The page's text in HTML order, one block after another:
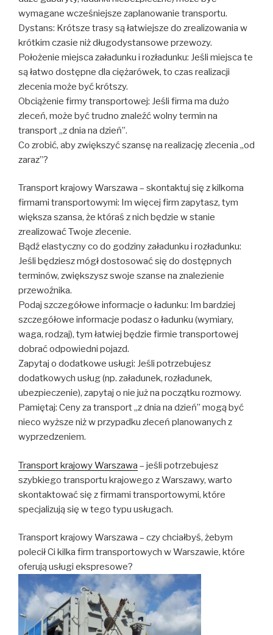
wymagane wcześniejsze zaplanowanie transportu.
Dystans: Krótsze trasy są łatwiejsze do zrealizowania w
krótkim czasie niż długodystansowe przewozy.
Położenie miejsca załadunku i rozładunku: Jeśli miejsca te
są łatwo dostępne dla ciężarówek, to czas realizacji
zlecenia może być krótszy.
Obciążenie firmy transportowej: Jeśli firma ma dużo
zleceń, może być trudno znaleźć wolny termin na
transport „z dnia na dzień”.
Co zrobić, aby zwiększyć szansę na realizację zlecenia „od
zaraz”?
Transport krajowy Warszawa – skontaktuj się z kilkoma
firmami transportowymi: Im więcej firm zapytasz, tym
większa szansa, że któraś z nich będzie w stanie
zrealizować Twoje zlecenie.
Bądź elastyczny co do godziny załadunku i rozładunku:
Jeśli będziesz mógł dostosować się do dostępnych
terminów, zwiększysz swoje szanse na znalezienie
przewoźnika.
Podaj szczegółowe informacje o ładunku: Im bardziej
szczegółowe informacje podasz o ładunku (wymiary,
waga, rodzaj), tym łatwiej będzie firmie transportowej
dobrać odpowiedni pojazd.
Zapytaj o dodatkowe usługi: Jeśli potrzebujesz
dodatkowych usług (np. załadunek, rozładunek,
ubezpieczenie), zapytaj o nie już na początku rozmowy.
Pamiętaj: Ceny za transport „z dnia na dzień” mogą być
nieco wyższe niż w przypadku zleceń planowanych z
wyprzedzeniem.
Transport krajowy Warszawa – jeśli potrzebujesz
szybkiego transportu krajowego z Warszawy, warto
skontaktować się z firmami transportowymi, które
specjalizują się w tego typu usługach.
Transport krajowy Warszawa – czy chciałbyś, żebym
polecił Ci kilka firm transportowych w Warszawie, które
oferują usługi ekspresowe?